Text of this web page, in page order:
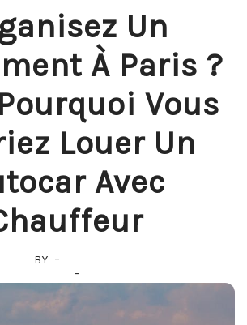
Un
À Paris ?
Vous
Louer Un
Avec
BY